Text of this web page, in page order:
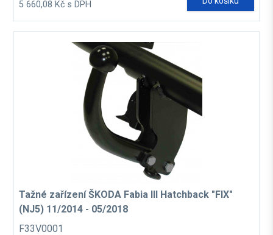
5 660,08 Kč s DPH
Tažné zařízení ŠKODA Fabia III Hatchback "FIX"
(NJ5) 11/2014 - 05/2018
F33V0001